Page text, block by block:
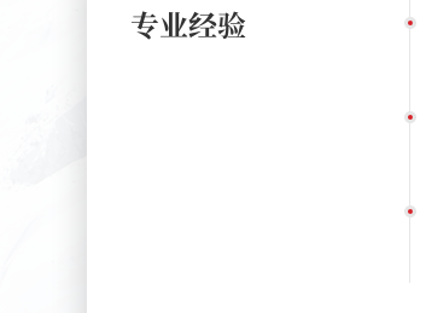
专业经验